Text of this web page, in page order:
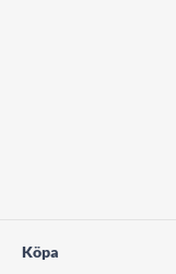
Köpa